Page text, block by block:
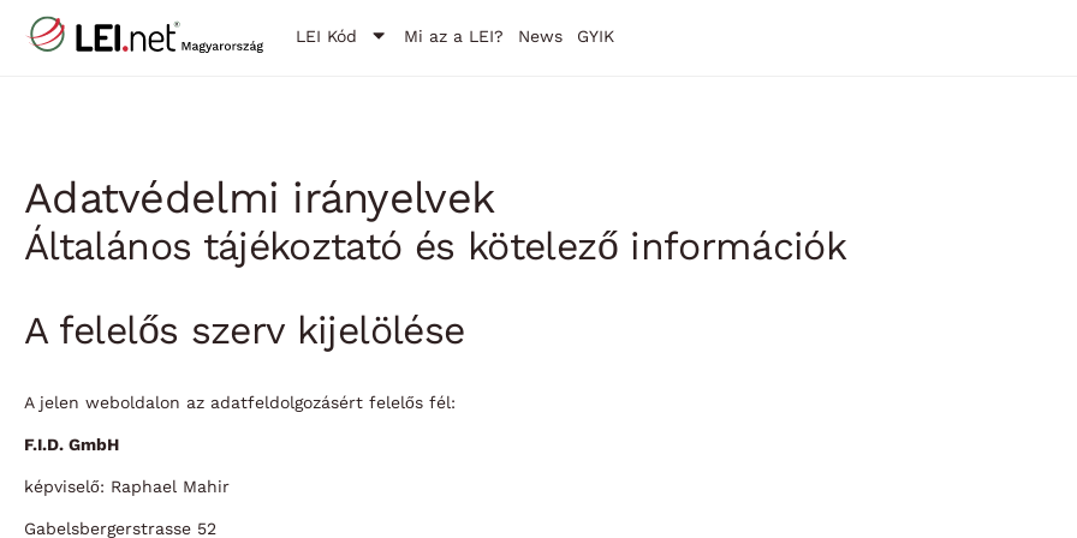
LEI Kód Mi az a LEI? News GYIK
Adatvédelmi irányelvek
Általános tájékoztató és kötelező információk
A felelős szerv kijelölése
A jelen weboldalon az adatfeldolgozásért felelős fél:
F.I.D. GmbH
képviselő: Raphael Mahir
Gabelsbergerstrasse 52